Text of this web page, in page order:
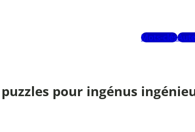
Mots-clés
pour ingénus